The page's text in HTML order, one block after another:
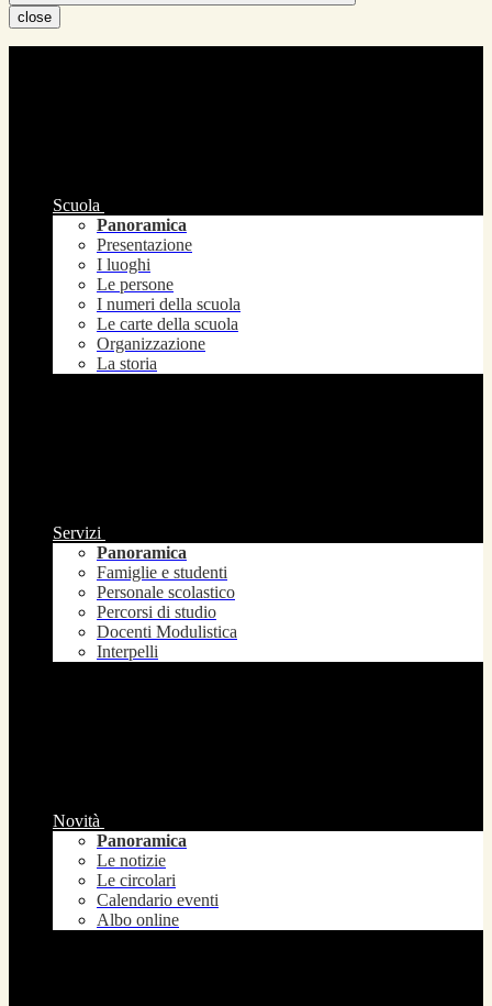
close
Scuola
Panoramica
Presentazione
I luoghi
Le persone
I numeri della scuola
Le carte della scuola
Organizzazione
La storia
Servizi
Panoramica
Famiglie e studenti
Personale scolastico
Percorsi di studio
Docenti Modulistica
Interpelli
Novità
Panoramica
Le notizie
Le circolari
Calendario eventi
Albo online